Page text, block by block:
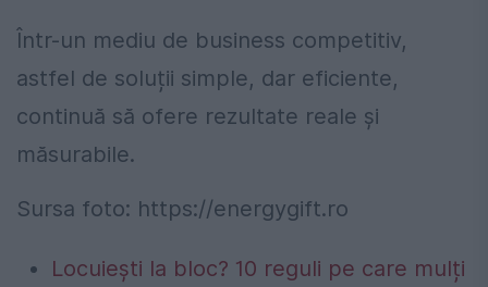
Într-un mediu de business competitiv,
astfel de soluții simple, dar eficiente,
continuă să ofere rezultate reale și
măsurabile.
Sursa foto: https://energygift.ro
Locuiești la bloc? 10 reguli pe care mulți